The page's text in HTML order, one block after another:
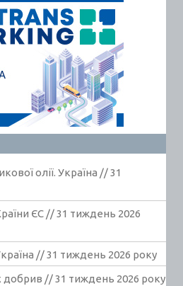
олії. Україна // 31
ЄС // 31 тиждень 2026
// 31 тиждень 2026 року
добрив // 31 тиждень 2026 року